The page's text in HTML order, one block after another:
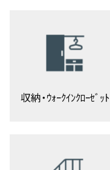
収納・ｳｫｰｸｲﾝｸﾛｰｾﾞｯﾄ